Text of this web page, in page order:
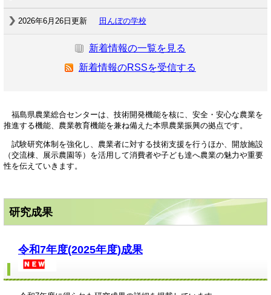
2026年6月26日更新 田んぼの学校
新着情報の一覧を見る
新着情報のRSSを受信する
福島県農業総合センターは、技術開発機能を核に、安全・安心な農業を
推進する機能、農業教育機能を兼ね備えた本県農業振興の拠点です。
試験研究体制を強化し、農業者に対する技術支援を行うほか、開放施設
（交流棟、展示農園等）を活用して消費者や子ども達へ農業の魅力や重要
性を伝えていきます。
研究成果
令和7年度(2025年度)成果